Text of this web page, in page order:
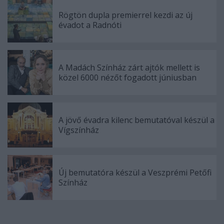
Rögtön dupla premierrel kezdi az új
évadot a Radnóti
A Madách Színház zárt ajtók mellett is
közel 6000 nézőt fogadott júniusban
A jövő évadra kilenc bemutatóval készül a
Vígszínház
Új bemutatóra készül a Veszprémi Petőfi
Színház